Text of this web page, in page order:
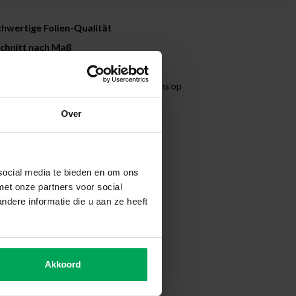
Over
media te bieden en om ons
onze partners voor social
informatie die u aan ze heeft
Akkoord
Folien-Qualität
nach Maß
3-5 Werktage
Neem contact met ons op